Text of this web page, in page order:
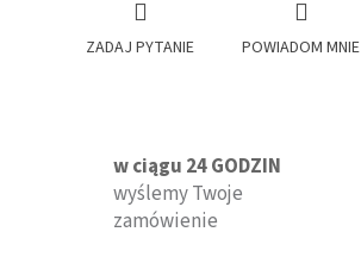
ZADAJ PYTANIE POWIADOM MNIE
w ciągu 24 GODZIN
wyślemy Twoje
zamówienie